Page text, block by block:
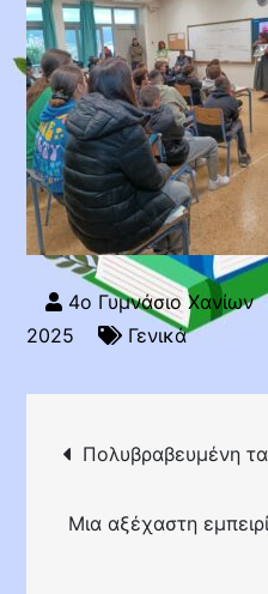
2025
Γενικά
άρθρων
Πολυβραβευμένη
Μια αξέχαστη